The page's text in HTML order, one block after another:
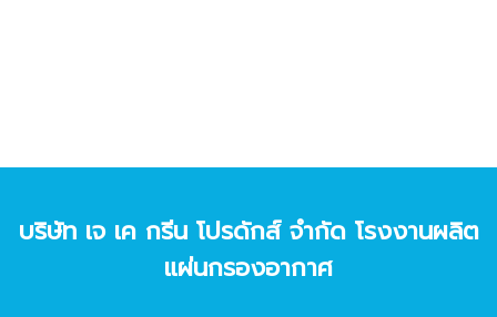
บริษัท เจ เค กรีน โปรดักส์ จํากัด โรงงานผลิต
แผ่นกรองอากาศ